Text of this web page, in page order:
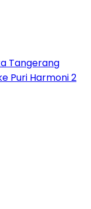
Tangerang
Puri Harmoni 2